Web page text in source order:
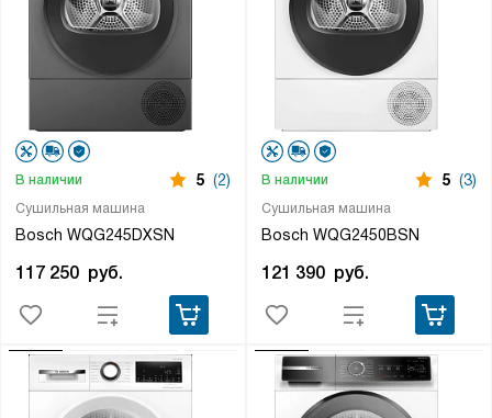
Сушильная машина
Bosch WQG245DXSN
В наличии 5 (2)
117 250 руб.
Сушильная машина
Bosch WQG2450BSN
В наличии 5 (3)
121 390 руб.